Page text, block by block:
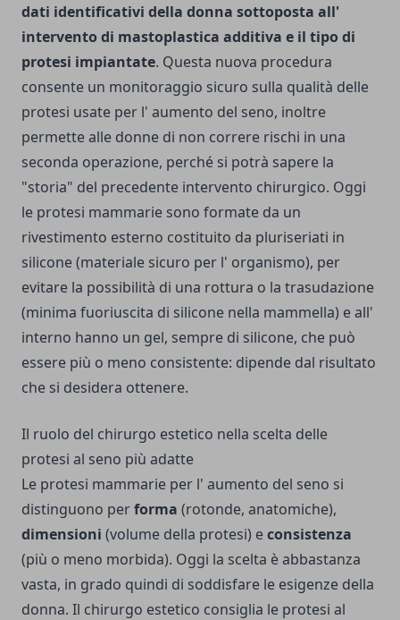
dati identificativi della donna sottoposta all'
intervento di mastoplastica additiva e il tipo di
protesi impiantate. Questa nuova procedura
consente un monitoraggio sicuro sulla qualità delle
protesi usate per l' aumento del seno, inoltre
permette alle donne di non correre rischi in una
seconda operazione, perché si potrà sapere la
"storia" del precedente intervento chirurgico. Oggi
le protesi mammarie sono formate da un
rivestimento esterno costituito da pluriseriati in
silicone (materiale sicuro per l' organismo), per
evitare la possibilità di una rottura o la trasudazione
(minima fuoriuscita di silicone nella mammella) e all'
interno hanno un gel, sempre di silicone, che può
essere più o meno consistente: dipende dal risultato
che si desidera ottenere.
Il ruolo del chirurgo estetico nella scelta delle
protesi al seno più adatte
Le protesi mammarie per l' aumento del seno si
distinguono performa (rotonde, anatomiche),
dimensioni (volume della protesi) econsistenza
(più o meno morbida). Oggi la scelta è abbastanza
vasta, in grado quindi di soddisfare le esigenze della
donna. Il chirurgo estetico consiglia le protesi al